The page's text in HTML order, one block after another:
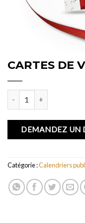
CARTES DE
DEMANDEZ UN
Catégorie :Calendriers